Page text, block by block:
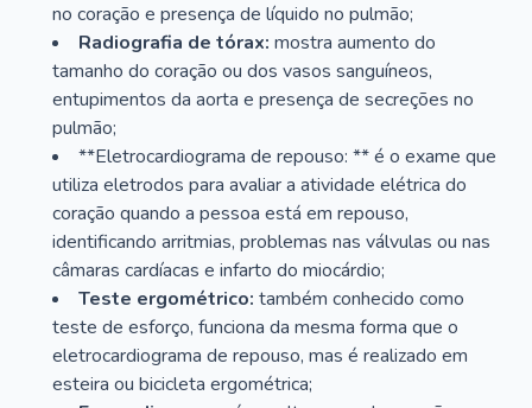
no coração e presença de líquido no pulmão;
Radiografia de tórax: mostra aumento do
tamanho do coração ou dos vasos sanguíneos,
entupimentos da aorta e presença de secreções no
pulmão;
**Eletrocardiograma de repouso: ** é o exame que
utiliza eletrodos para avaliar a atividade elétrica do
coração quando a pessoa está em repouso,
identificando arritmias, problemas nas válvulas ou nas
câmaras cardíacas e infarto do miocárdio;
Teste ergométrico: também conhecido como
teste de esforço, funciona da mesma forma que o
eletrocardiograma de repouso, mas é realizado em
esteira ou bicicleta ergométrica;